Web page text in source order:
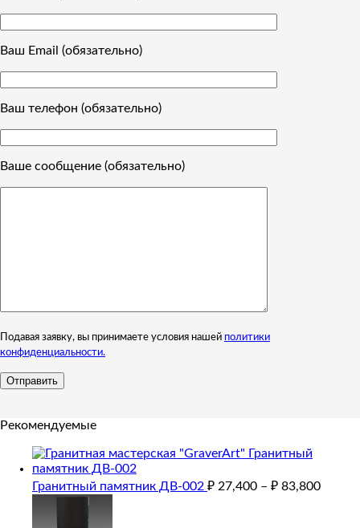
Ваш Email (обязательно)
Ваш телефон (обязательно)
Ваше сообщение (обязательно)
Подавая заявку, вы принимаете условия нашей политики
конфиденциальности.
Рекомендуемые
Гранитный памятник ДВ-002 ₽ 27,400 – ₽ 83,800